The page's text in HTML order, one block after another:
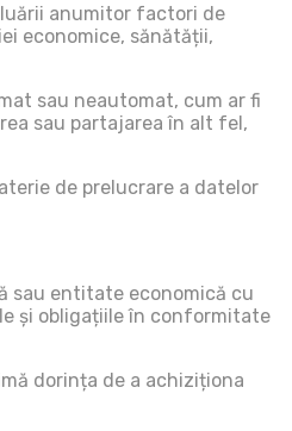
anumitor factori de
economice, sănătății,
sau neautomat, cum ar fi
sau partajarea în alt fel,
de prelucrare a datelor
sau entitate economică cu
și obligațiile în conformitate
dorința de a achiziționa